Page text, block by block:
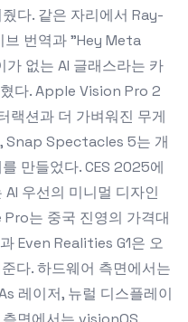
다. 같은 자리에서 Ray-
번역과 "Hey Meta
없는 AI 글래스라는 카
다. Apple Vision Pro 2
랙션과 더 가벼워진 무게
Snap Spectacles 5는 개
만들었다. CES 2025에
우선의 미니멀 디자인
는 중국 진영의 가격대
Even Realities G1은 오
다. 하드웨어 측면에서는
레이저, 뉴럴 디스플레이